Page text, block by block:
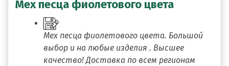
Мех песца фиолетового цвета
Мех песца фиолетового цвета. Большой
выбор и на любые изделия . Высшее
качество! Доставка по всем регионам